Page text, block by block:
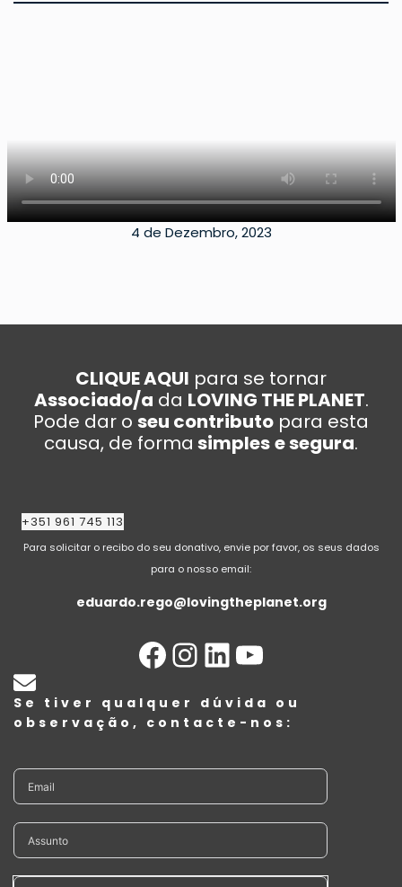
4 de Dezembro, 2023
CLIQUE AQUI para se tornar
Associado/a da LOVING THE PLANET.
Pode dar o seu contributo para esta
causa, de forma simplese segura.
+351 961 745 113
Para solicitar o recibo do seu donativo, envie por favor, os seus dados
para o nosso email:
eduardo.rego@lovingtheplanet.org
Se tiver qualquer dúvida ou
observação, contacte-nos: